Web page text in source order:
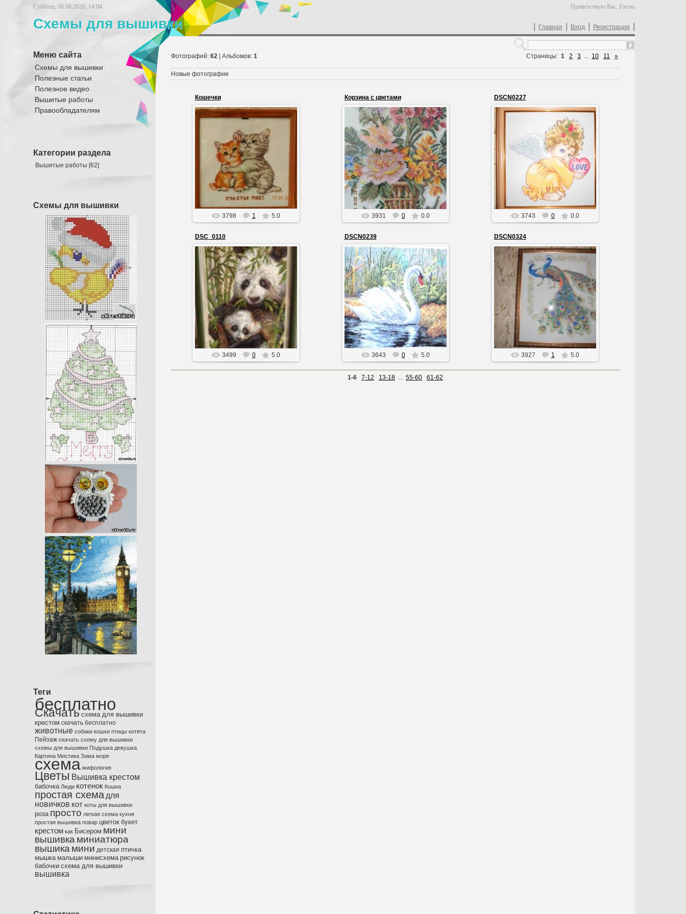
Суббота, 08.08.2026, 14:04 Приветствую Вас, Гость
Схемы для вышивки | Главная | Вход | Регистрация |
Меню сайта
Схемы для вышивки
Полезные статьи
Полезное видео
Вышитые работы
Правообладателям
Категории раздела
Вышитые работы [62]
Схемы для вышивки
Теги
бесплатно
Скачать схема для вышивки
крестом скачать бесплатно
животные собаки кошки птицы котята
Пейзаж скачать схему для вышивки
схемы для вышивки Подушка девушка
Картина Мистика Зима море
схема мифология
Цветы Вышивка крестом
бабочка Люди котенок Кошка
простая схема для
новичков кот коты для вышивки
роза просто легкая схема кухня
простая вышивка повар цветок букет
крестом как Бисером мини
вышивка миниатюра
вышика мини детская птичка
мышка малыши минисхема рисунок
бабочки схема для вышивки
вышивка
Фотографий: 62 | Альбомов: 1 Страницы: 1 2 3 ... 10 11 »
Новые фотографии
Кошечки
24.10.2013
Вышивка крестом
Dzhecson3
3798 1 5.0
Корзина с цветами
24.10.2013
Вышивка крестом
Dzhecson3
3931 0 0.0
DSCN0227
02.08.2013
Ангелочек
Змея
3743 0 0.0
DSC_0110
02.08.2013
Милашки
Змея
3499 0 5.0
DSCN0239
02.08.2013
Одинокий лебедь
Змея
3643 0 5.0
DSCN0324
02.08.2013
Влюбленная парочка
Змея
3927 1 5.0
1-6 7-12 13-18 ... 55-60 61-62